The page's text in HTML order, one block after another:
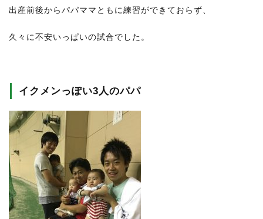
出産前後からパパママともに練習ができておらず、
久々に不安いっぱいの試合でした。
イクメンっぽい3人のパパ